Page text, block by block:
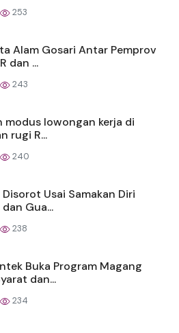
253
Alam Gosari Antar Pemprov
dan ...
243
modus lowongan kerja di
rugi R...
240
Usai Samakan Diri
Gua...
238
Buka Program Magang
dan...
234